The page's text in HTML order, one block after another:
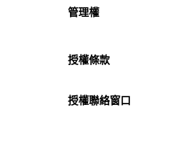
管理權
授權條款
授權聯絡窗口